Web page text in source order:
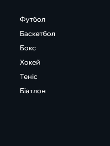
Футбол
Баскетбол
Бокс
Хокей
Теніс
Біатлон